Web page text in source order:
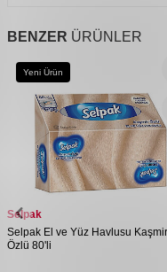
BENZER ÜRÜNLER
Yeni Ürün
Selpak
Selpak El ve Yüz Havlusu Kaşmir
Özlü 80'li